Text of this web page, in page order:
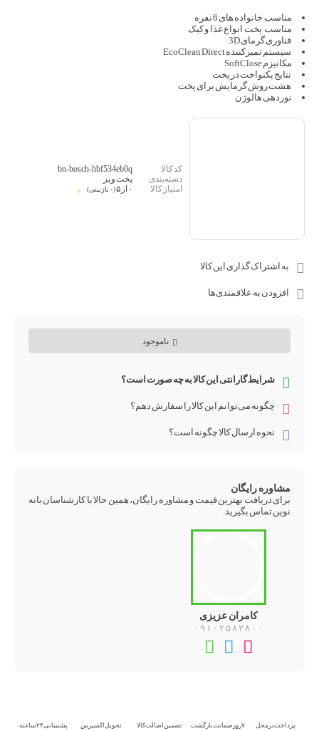
مناسب خانواده های 6 نفره
مناسب پخت انواع غذا و کیک
فناوری گرمای 3D
سیستم تمیزکننده EcoClean Direct
مکانیزم SoftClose
نتایج یکنواخت در پخت
هشت روش گرمایش برای پخت
نوردهی هالوژن
bn-bosch-hbf534eb0q
پخت و پز
۰ از ۵
(۰ بازبینی)
به اشتراک گذاری این کالا
افزودن به علاقمندی‌ها
ناموجود
شرایط گارانتی این کالا به چه صورت است؟
چگونه می‌توانم این کالا را سفارش دهم؟
نحوه ارسال کالا چگونه است؟
مشاوره رایگان
برای دریافت بهترین قیمت و مشاوره رایگان، همین حالا با کارشناسان بانه
نوین تماس بگیرید.
کامران عزیزی
۰۹۱۰۲۵۸۲۸۰۰
تماس
تلفنی
تلگرام
پرداخت در محل ۷ روز ضمانت بازگشت تضمین اصالت کالا تحویل اکسپرس پشتیبانی ۲۴ ساعته